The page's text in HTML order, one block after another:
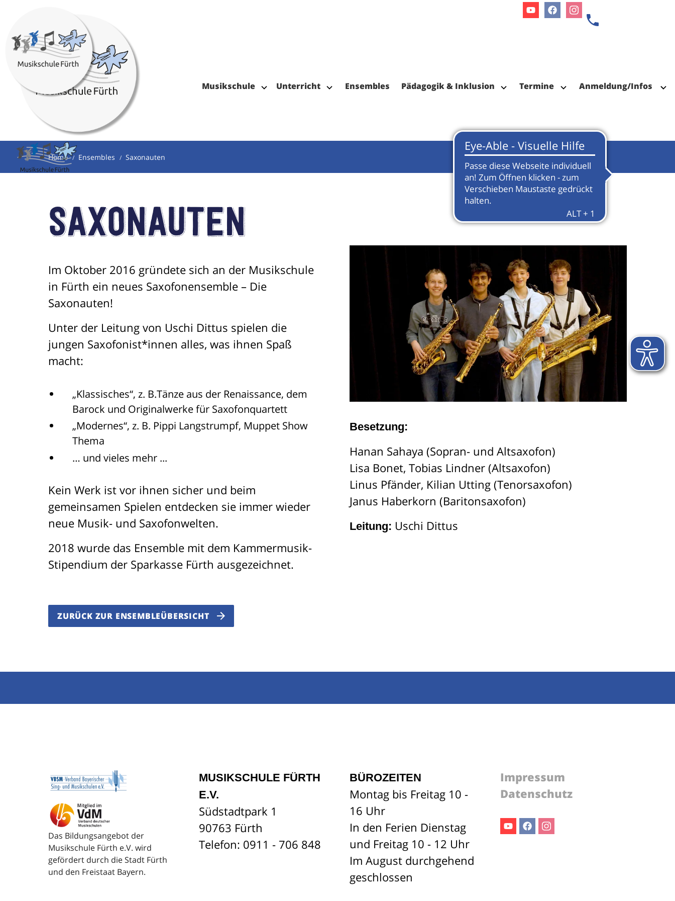
Musikschule Unterricht
Musikalische
Trommeln
Ensembles Pädagogik & Inklusion Termine Anmeldung/Infos
Home Ensembles Saxonauten
Saxonauten
Im Oktober 2016 gründete sich an der Musikschule
in Fürth ein neues Saxofonensemble – Die
Saxonauten!
Unter der Leitung von Uschi Dittus spielen die
jungen Saxofonist*innen alles, was ihnen Spaß
macht:
„Klassisches“, z. B.Tänze aus der Renaissance, dem
Barock und Originalwerke für Saxofonquartett
„Modernes“, z. B. Pippi Langstrumpf, Muppet Show
Thema
… und vieles mehr ...
Kein Werk ist vor ihnen sicher und beim
gemeinsamen Spielen entdecken sie immer wieder
neue Musik- und Saxofonwelten.
2018 wurde das Ensemble mit dem Kammermusik-
Stipendium der Sparkasse Fürth ausgezeichnet.
Besetzung:
Hanan Sahaya (Sopran- und Altsaxofon)
Lisa Bonet, Tobias Lindner (Altsaxofon)
Linus Pfänder, Kilian Utting (Tenorsaxofon)
Janus Haberkorn (Baritonsaxofon)
Leitung: Uschi Dittus
ZURÜCK ZUR ENSEMBLEÜBERSICHT
Das Bildungsangebot der
Musikschule Fürth e.V. wird
gefördert durch die Stadt Fürth
und den Freistaat Bayern.
MUSIKSCHULE FÜRTH
E.V.
Südstadtpark 1
90763 Fürth
Telefon: 0911 - 706 848
BÜROZEITEN
Montag bis Freitag 10 -
16 Uhr
In den Ferien Dienstag
und Freitag 10 - 12 Uhr
Im August durchgehend
geschlossen
Impressum
Datenschutz
Facebook
Instagram